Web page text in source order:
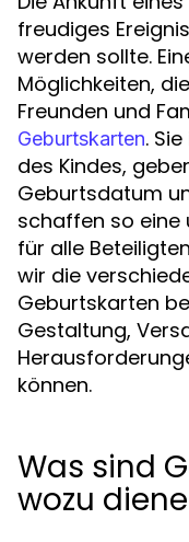
freudiges
werden sollte.
Möglichkeiten,
Freunden und
Geburtskarten.
des Kindes,
Geburtsdatum
schaffen so eine
für alle
wir die
Geburtskarten
Gestaltung,
können.
Was sind
wozu